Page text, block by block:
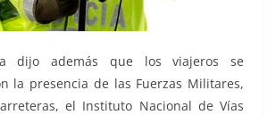
dijo además que los viajeros se
la presencia de las Fuerzas Militares,
el Instituto Nacional de Vías